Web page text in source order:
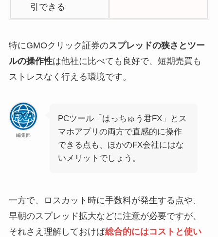
引できる
特にGMOクリック証券のスプレッドの狭さとツー
ルの操作性は他社に比べても良好で、短期売買も
ストレスなく行える環境です。
編集部
PCツール「はっちゅう君FX」とス
マホアプリの両方で直感的に操作
できる点も、ほかのFX会社にはな
いメリットでしょう。
一方で、ロスカット時に手数料が発生する点や、
早朝のスプレッド拡大などに注意が必要ですが、
それさえ理解しておけば総合的にはコストと使い